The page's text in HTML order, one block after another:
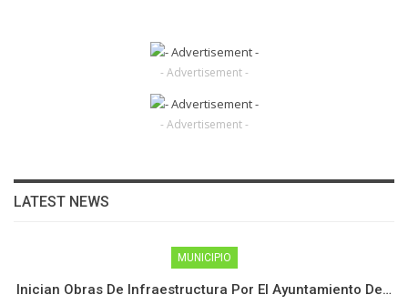
- Advertisement -
- Advertisement -
LATEST NEWS
MUNICIPIO
Inician Obras De Infraestructura Por El Ayuntamiento De…